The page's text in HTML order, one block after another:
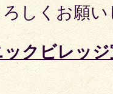
しくお願い
クビレッ